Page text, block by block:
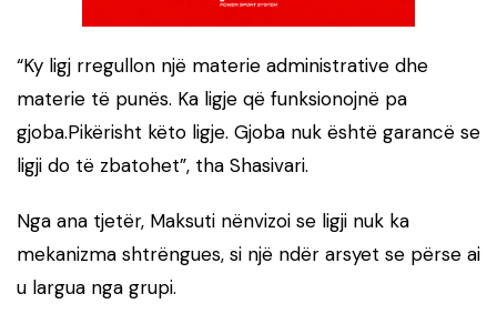
“Ky ligj rregullon një materie administrative dhe
materie të punës. Ka ligje që funksionojnë pa
gjoba.Pikërisht këto ligje. Gjoba nuk është garancë se
ligji do të zbatohet”, tha Shasivari.
Nga ana tjetër, Maksuti nënvizoi se ligji nuk ka
mekanizma shtrëngues, si një ndër arsyet se përse ai
u largua nga grupi.